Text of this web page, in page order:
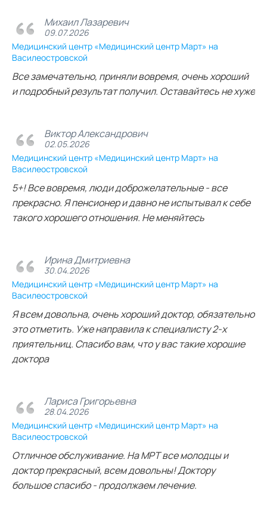
Михаил Лазаревич
09.07.2026
Медицинский центр «Медицинский центр Март» на
Василеостровской
Все замечательно, приняли вовремя, очень хороший
и подробный результат получил. Оставайтесь не хуже
Виктор Александрович
02.05.2026
Медицинский центр «Медицинский центр Март» на
Василеостровской
5+! Все вовремя, люди доброжелательные - все
прекрасно. Я пенсионер и давно не испытывал к себе
такого хорошего отношения. Не меняйтесь
Ирина Дмитриевна
30.04.2026
Медицинский центр «Медицинский центр Март» на
Василеостровской
Я всем довольна, очень хороший доктор, обязательно
это отметить. Уже направила к специалисту 2-х
приятельниц. Спасибо вам, что у вас такие хорошие
доктора
Лариса Григорьевна
28.04.2026
Медицинский центр «Медицинский центр Март» на
Василеостровской
Отличное обслуживание. На МРТ все молодцы и
доктор прекрасный, всем довольны! Доктору
большое спасибо - продолжаем лечение.